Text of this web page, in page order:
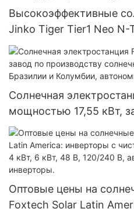
Высокоэффективные
Jinko Tiger Tier1 Neo
590 Вт, 620 Вт, 630 Вт,
модули с двумя
Солнечная
мощностью 17,55 кВт,
солнечных батарей для
Колумбии, автономная
Оптовые цены на
Foxtech Solar Latin